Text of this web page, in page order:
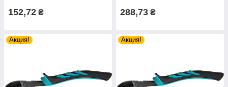
152,72 ₴ 288,73 ₴
Акция! Акция!